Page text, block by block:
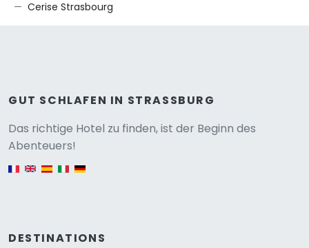
Cerise Strasbourg
GUT SCHLAFEN IN STRASSBURG
Das richtige Hotel zu finden, ist der Beginn des
Abenteuers!
English version
DESTINATIONS